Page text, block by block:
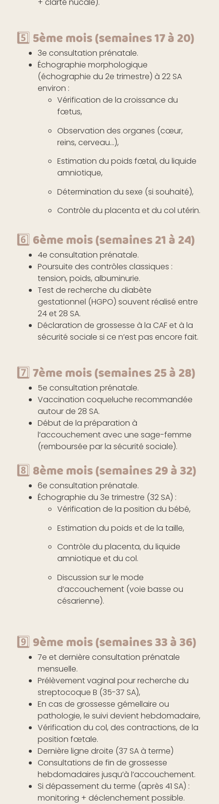
+ clarté nucale).
5️⃣ 5ème mois (semaines 17 à 20)
3e consultation prénatale.
Échographie morphologique
(échographie du 2e trimestre) à 22 SA
environ :
Vérification de la croissance du
fœtus,
Observation des organes (cœur,
reins, cerveau…),
Estimation du poids fœtal, du liquide
amniotique,
Détermination du sexe (si souhaité),
Contrôle du placenta et du col utérin.
6️⃣ 6ème mois (semaines 21 à 24)
4e consultation prénatale.
Poursuite des contrôles classiques :
tension, poids, albuminurie.
Test de recherche du diabète
gestationnel (HGPO) souvent réalisé entre
24 et 28 SA.
Déclaration de grossesse à la CAF et à la
sécurité sociale si ce n’est pas encore fait.
7️⃣ 7ème mois (semaines 25 à 28)
5e consultation prénatale.
Vaccination coqueluche recommandée
autour de 28 SA.
Début de la préparation à
l’accouchement avec une sage-femme
(remboursée par la sécurité sociale).
8️⃣ 8ème mois (semaines 29 à 32)
6e consultation prénatale.
Échographie du 3e trimestre (32 SA) :
Vérification de la position du bébé,
Estimation du poids et de la taille,
Contrôle du placenta, du liquide
amniotique et du col.
Discussion sur le mode
d’accouchement (voie basse ou
césarienne).
9️⃣ 9ème mois (semaines 33 à 36)
7e et dernière consultation prénatale
mensuelle.
Prélèvement vaginal pour recherche du
streptocoque B (35-37 SA),
En cas de grossesse gémellaire ou
pathologie, le suivi devient hebdomadaire,
Vérification du col, des contractions, de la
position fœtale.
Dernière ligne droite (37 SA à terme)
Consultations de fin de grossesse
hebdomadaires jusqu’à l’accouchement.
Si dépassement du terme (après 41 SA) :
monitoring + déclenchement possible.